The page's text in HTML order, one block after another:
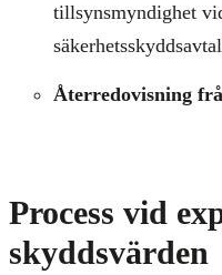
tillsynsmyndighet
Återredovisning
Process vid
skyddsvärden